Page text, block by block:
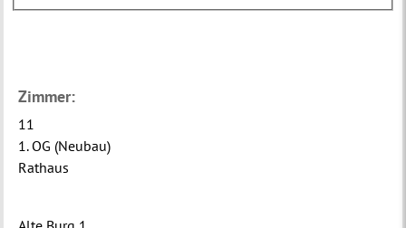
Zimmer:
11
1. OG (Neubau)
Rathaus